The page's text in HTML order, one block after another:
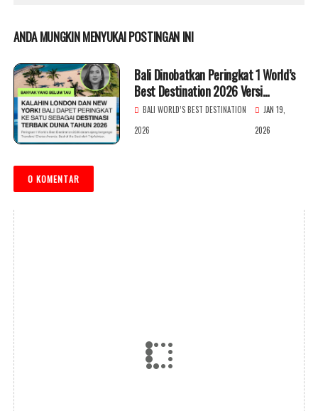
ANDA MUNGKIN MENYUKAI POSTINGAN INI
Bali Dinobatkan Peringkat 1 World’s
Best Destination 2026 Versi
TripAdvisor
BALI WORLD’S BEST DESTINATION
2026
JAN 19,
2026
0 KOMENTAR